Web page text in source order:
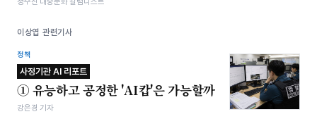
이상엽 관련기사
정책
사정기관 AI 리포트
① 유능하고 공정한 'AI캅'은 가능할까
강은경 기자